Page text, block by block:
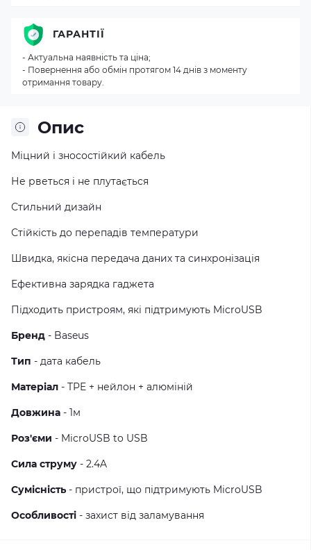
Опис
Міцний і зносостійкий кабель
Не рветься і не плутається
Стильний дизайн
Стійкість до перепадів температури
Швидка, якісна передача даних та синхронізація
Ефективна зарядка гаджета
Підходить пристроям, які підтримують MicroUSB
Бренд - Baseus
Тип - дата кабель
Матеріал - TPE + нейлон + алюміній
Довжина - 1м
Роз'єми - MicroUSB to USB
Сила струму - 2.4A
Сумісність - пристрої, що підтримують MicroUSB
Особливості - захист від заламування
ГАРАНТІЇ
- Актуальна наявність та ціна;
- Повернення або обмін протягом 14 днів з моменту
отримання товару.